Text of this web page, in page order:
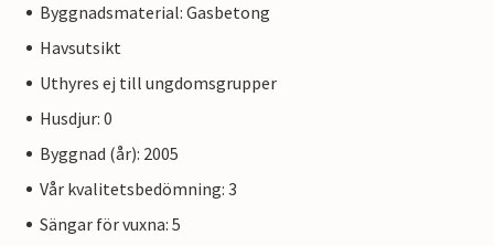
Byggnadsmaterial: Gasbetong
Havsutsikt
Uthyres ej till ungdomsgrupper
Husdjur: 0
Byggnad (år): 2005
Vår kvalitetsbedömning: 3
Sängar för vuxna: 5